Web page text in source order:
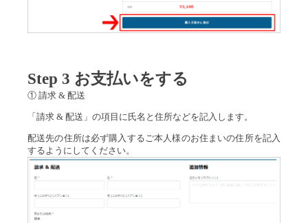
Step 3 お支払いをする
① 請求 & 配送
「請求 & 配送」の項目に氏名と住所などを記入します。
配送先の住所は必ず購入するご本人様のお住まいの住所を記入
するようにしてください。